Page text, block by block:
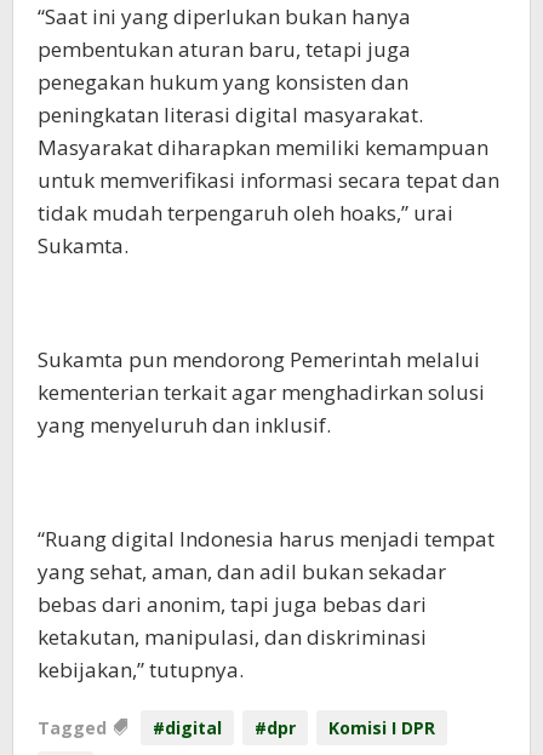
“Saat ini yang diperlukan bukan hanya
pembentukan aturan baru, tetapi juga
penegakan hukum yang konsisten dan
peningkatan literasi digital masyarakat.
Masyarakat diharapkan memiliki kemampuan
untuk memverifikasi informasi secara tepat dan
tidak mudah terpengaruh oleh hoaks,” urai
Sukamta.
Sukamta pun mendorong Pemerintah melalui
kementerian terkait agar menghadirkan solusi
yang menyeluruh dan inklusif.
“Ruang digital Indonesia harus menjadi tempat
yang sehat, aman, dan adil bukan sekadar
bebas dari anonim, tapi juga bebas dari
ketakutan, manipulasi, dan diskriminasi
kebijakan,” tutupnya.
Tagged #digital #dpr
Komisi I DPR